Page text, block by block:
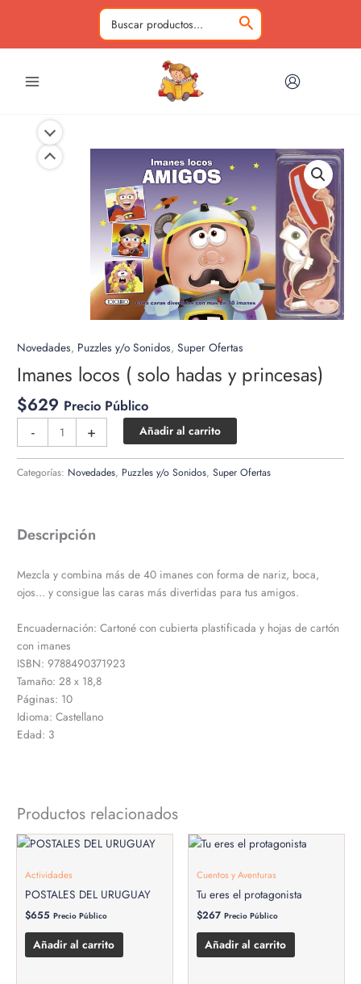
Buscar
por:
Novedades, Puzzles y/o Sonidos,Super Ofertas
Imanes locos ( solo hadas y princesas)
$629 Precio Público
-
locos
(
solo
princesas)
+ Añadir al carrito
Categorías: Novedades, Puzzles y/o Sonidos,Super Ofertas
Descripción
Mezcla y combina más de 40 imanes con forma de nariz, boca,
ojos… y consigue las caras más divertidas para tus amigos.
Encuadernación: Cartoné con cubierta plastificada y hojas de cartón
con imanes
ISBN: 9788490371923
Tamaño: 28 x 18,8
Páginas: 10
Idioma: Castellano
Edad: 3
Productos relacionados
Actividades
POSTALES DEL URUGUAY
$655 Precio Público
Añadir al carrito
Cuentos y Aventuras
Tu eres el protagonista
$267 Precio Público
Añadir al carrito